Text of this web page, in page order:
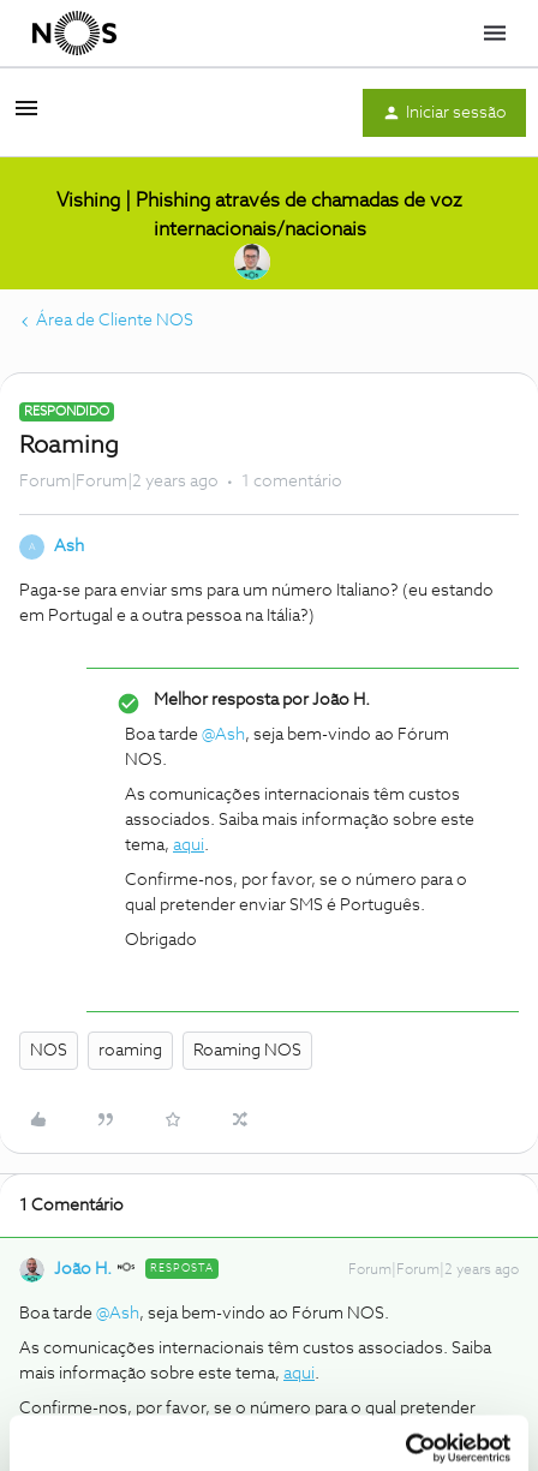
Menu
Iniciar sessão
Vishing | Phishing através de chamadas de voz
internacionais/nacionais
Área de Cliente NOS
RESPONDIDO
Roaming
Forum|Forum|2 years ago 1 comentário
A Ash
Paga-se para enviar sms para um número Italiano? (eu estando
em Portugal e a outra pessoa na Itália?)
Melhor resposta porJoão H.
Boa tarde @Ash, seja bem-vindo ao Fórum
NOS.
As comunicações internacionais têm custos
associados. Saiba mais informação sobre este
tema, aqui.
Confirme-nos, por favor, se o número para o
qual pretender enviar SMS é Português.
Obrigado
NOS roaming Roaming NOS
1 Comentário
João H. RESPOSTA Forum|Forum|2 years ago
Boa tarde @Ash, seja bem-vindo ao Fórum NOS.
As comunicações internacionais têm custos associados. Saiba
mais informação sobre este tema, aqui.
Confirme-nos, por favor, se o número para o qual pretender